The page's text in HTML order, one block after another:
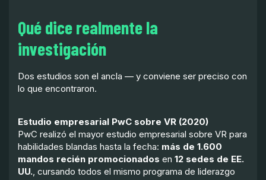
Qué dice realmente la
investigación
Dos estudios son el ancla — y conviene ser preciso con
lo que encontraron.
Estudio empresarial PwC sobre VR (2020)
PwC realizó el mayor estudio empresarial sobre VR para
habilidades blandas hasta la fecha: más de 1.600
mandos recién promocionados en 12 sedes de EE.
UU., cursando todos el mismo programa de liderazgo